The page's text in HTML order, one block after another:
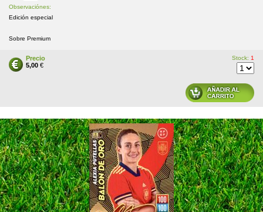
Observaciónes:
Edición especial
Sobre Premium
Precio
5,00 €
Stock: 1